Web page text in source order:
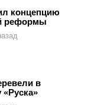
концепцию
реформы
в